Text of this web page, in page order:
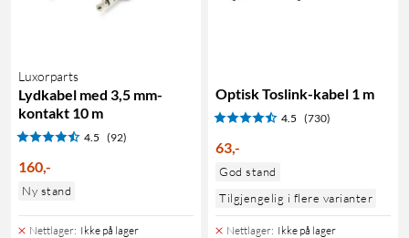
Luxorparts
Lydkabel med 3,5 mm-
kontakt 10 m
4.5 (92)
160,-
Ny stand
Nettlager: Ikke på lager
Optisk Toslink-kabel 1 m
4.5 (730)
63,-
God stand
Tilgjengelig i flere varianter
Nettlager: Ikke på lager